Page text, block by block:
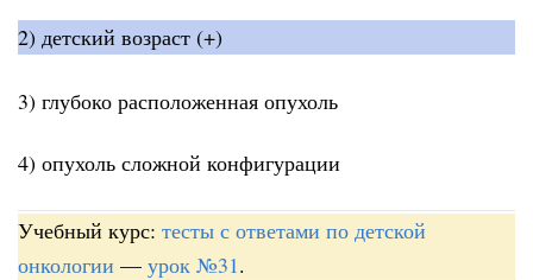
2) детский возраст (+)
3) глубоко расположенная опухоль
4) опухоль сложной конфигурации
Учебный курс: тесты с ответами по детской
онкологии — урок №31.